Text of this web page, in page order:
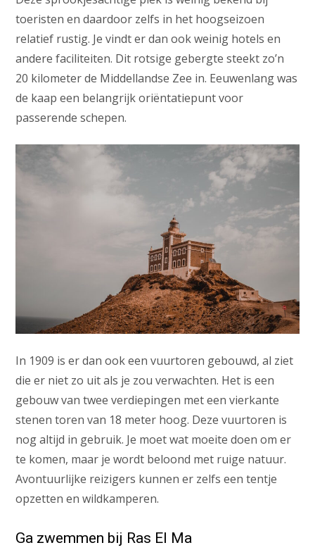
toeristen en daardoor zelfs in het hoogseizoen
relatief rustig. Je vindt er dan ook weinig hotels en
andere faciliteiten. Dit rotsige gebergte steekt zo’n
20 kilometer de Middellandse Zee in. Eeuwenlang was
de kaap een belangrijk oriëntatiepunt voor
passerende schepen.
In 1909 is er dan ook een vuurtoren gebouwd, al ziet
die er niet zo uit als je zou verwachten. Het is een
gebouw van twee verdiepingen met een vierkante
stenen toren van 18 meter hoog. Deze vuurtoren is
nog altijd in gebruik. Je moet wat moeite doen om er
te komen, maar je wordt beloond met ruige natuur.
Avontuurlijke reizigers kunnen er zelfs een tentje
opzetten en wildkamperen.
Ga zwemmen bij Ras El Ma